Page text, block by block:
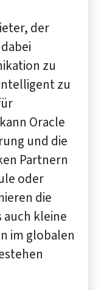
der
zu
zu
Oracle
und die
Partnern
oder
die
auch kleine
im globalen